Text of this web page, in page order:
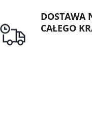
DOSTAWA
CAŁEGO